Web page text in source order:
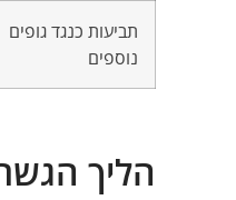
תביעות כנגד גופים
נוספים
הליך